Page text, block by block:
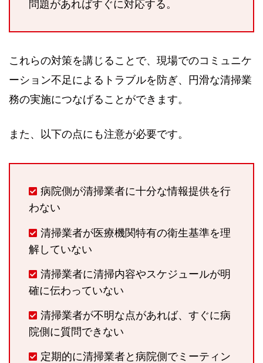
問題があればすぐに対応する。
これらの対策を講じることで、現場でのコミュニケ
ーション不足によるトラブルを防ぎ、円滑な清掃業
務の実施につなげることができます。
また、以下の点にも注意が必要です。
病院側が清掃業者に十分な情報提供を行
わない
清掃業者が医療機関特有の衛生基準を理
解していない
清掃業者に清掃内容やスケジュールが明
確に伝わっていない
清掃業者が不明な点があれば、すぐに病
院側に質問できない
定期的に清掃業者と病院側でミーティン